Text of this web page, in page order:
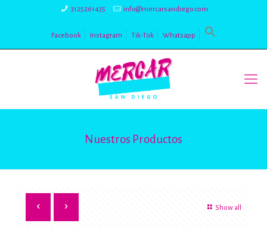
3125261435 info@mercarsandiego.com
Facebook Instagram Tik-Tok Whatsapp
Nuestros Productos
Show all